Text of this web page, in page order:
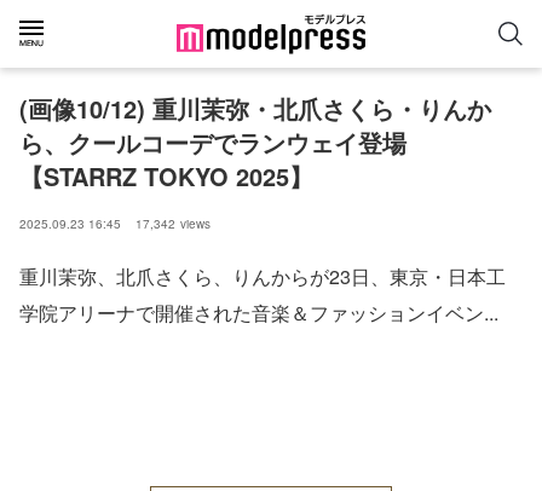
(画像10/12) 重川茉弥・北爪さくら・りんか
ら、クールコーデでランウェイ登場
【STARRZ TOKYO 2025】
2025.09.23 16:45 17,342 views
重川茉弥、北爪さくら、りんからが23日、東京・日本工
学院アリーナで開催された音楽＆ファッションイベン...